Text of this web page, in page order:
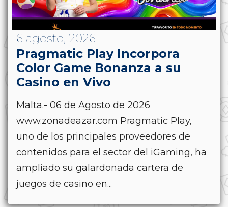
6 agosto, 2026
Pragmatic Play Incorpora
Color Game Bonanza a su
Casino en Vivo
Malta.- 06 de Agosto de 2026
www.zonadeazar.com Pragmatic Play,
uno de los principales proveedores de
contenidos para el sector del iGaming, ha
ampliado su galardonada cartera de
juegos de casino en...